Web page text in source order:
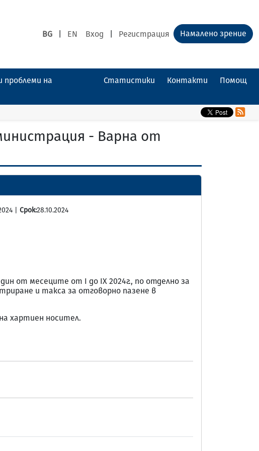
BG EN Вход Регистрация Намалено зрение
проблеми на
Статистики Контакти Помощ
- Варна от
| Срок:28.10.2024
от месеците от I до IX 2024г., по отделно за
и такса за отговорно пазене в
хартиен носител.